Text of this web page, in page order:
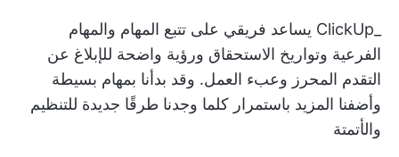
_ClickUp يساعد فريقي على تتبع المهام والمهام
الفرعية وتواريخ الاستحقاق ورؤية واضحة للإبلاغ عن
التقدم المحرز وعبء العمل. وقد بدأنا بمهام بسيطة
وأضفنا المزيد باستمرار كلما وجدنا طرقًا جديدة للتنظيم
والأتمتة